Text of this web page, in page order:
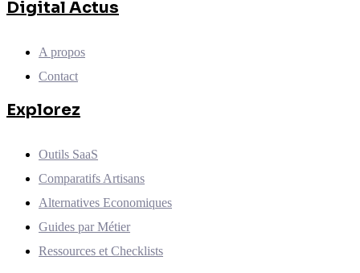
Digital Actus
A propos
Contact
Explorez
Outils SaaS
Comparatifs Artisans
Alternatives Economiques
Guides par Métier
Ressources et Checklists